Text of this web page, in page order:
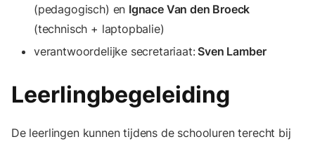
(pedagogisch) en Ignace Van den Broeck
(technisch + laptopbalie)
verantwoordelijke secretariaat:Sven Lamber
Leerlingbegeleiding
De leerlingen kunnen tijdens de schooluren terecht bij